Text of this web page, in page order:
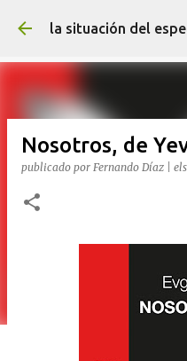
Ir al
Nosotros, de
publicado por Fernando Díaz |